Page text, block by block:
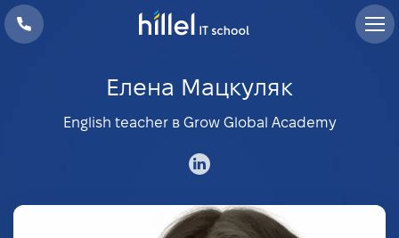
Елена Мацкуляк
English teacher в Grow Global Academy